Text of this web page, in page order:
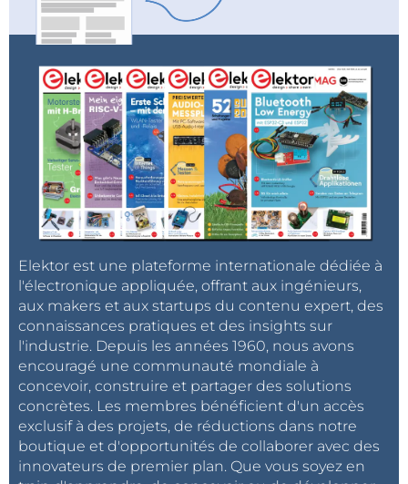
Elektor est une plateforme internationale dédiée à
l'électronique appliquée, offrant aux ingénieurs,
aux makers et aux startups du contenu expert, des
connaissances pratiques et des insights sur
l'industrie. Depuis les années 1960, nous avons
encouragé une communauté mondiale à
concevoir, construire et partager des solutions
concrètes. Les membres bénéficient d'un accès
exclusif à des projets, de réductions dans notre
boutique et d'opportunités de collaborer avec des
innovateurs de premier plan. Que vous soyez en